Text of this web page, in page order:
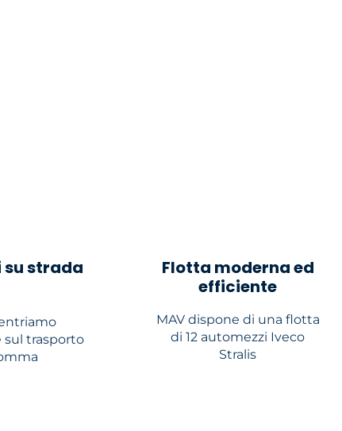
strada
trasporto
Flotta moderna ed
efficiente
MAV dispone di una flotta
di 12 automezzi Iveco
Stralis